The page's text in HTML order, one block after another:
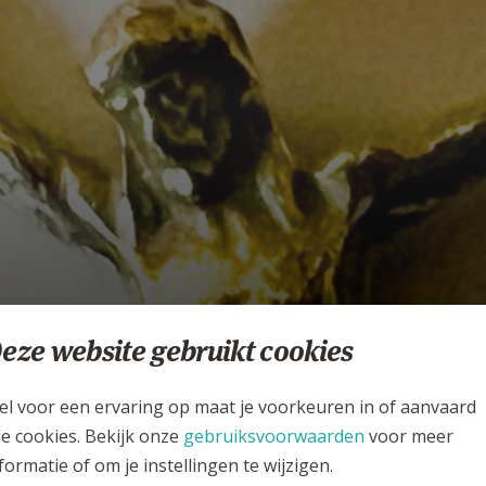
onze profielfoto
EMMAÜS
website gebruikt cookies
voor een ervaring op maat je voorkeuren in of aanvaard
cookies. Bekijk onze gebruiksvoorwaarden voor meer
of om je instellingen te wijzigen.